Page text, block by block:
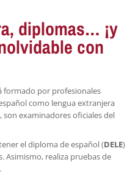
diplomas… ¡y
con
formado por profesionales
como lengua extranjera
son examinadores oficiales del
el diploma de español (DELE)
realiza pruebas de